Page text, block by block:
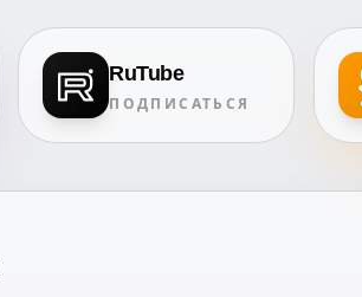
RuTube
ПОДПИСАТЬСЯ